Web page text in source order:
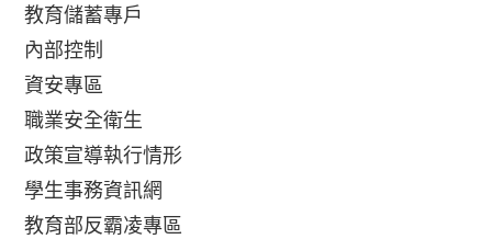
教育儲蓄專戶
內部控制
資安專區
職業安全衛生
政策宣導執行情形
學生事務資訊網
教育部反霸凌專區